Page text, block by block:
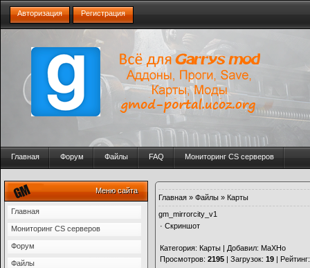
Авторизация Регистрация
Главная Форум Файлы FAQ Мониторинг CS серверов
Меню сайта
Главная
Мониторинг CS серверов
Форум
Файлы
Главная » Файлы » Карты
gm_mirrorcity_v1
· Скриншот
Категория: Карты | Добавил: МаХНо
Просмотров: 2195 | Загрузок: 19 | Рейтинг